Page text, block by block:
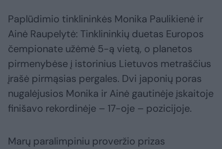
Paplūdimio tinklininkės Monika Paulikienė ir
Ainė Raupelytė: Tinklininkių duetas Europos
čempionate užėmė 5-ą vietą, o planetos
pirmenybėse į istorinius Lietuvos metraščius
įrašė pirmąsias pergales. Dvi japonių poras
nugalėjusios Monika ir Ainė gautinėje įskaitoje
finišavo rekordinėje – 17-oje – pozicijoje.
Marų paralimpiniu proveržio prizas